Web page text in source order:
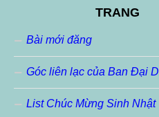
TRANG
Bài mới đăng
Góc liên lạc của Ban Đại
List Chúc Mừng Sinh Nhật